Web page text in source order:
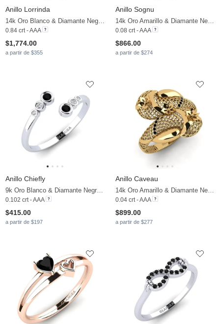
Anillo Lorrinda
0.84 crt - AAA
$1,774.00
a partir de $355
Anillo Sognu
0.08 crt - AAA
$866.00
a partir de $274
Anillo Chiefly
0.102 crt - AAA
$415.00
a partir de $197
Anillo Caveau
0.04 crt - AAA
$899.00
a partir de $277